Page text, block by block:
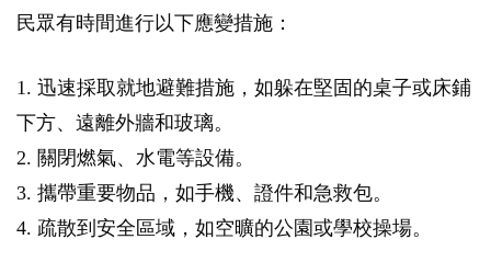
民眾有時間進行以下應變措施：
1. 迅速採取就地避難措施，如躲在堅固的桌子或床鋪
下方、遠離外牆和玻璃。
2. 關閉燃氣、水電等設備。
3. 攜帶重要物品，如手機、證件和急救包。
4. 疏散到安全區域，如空曠的公園或學校操場。